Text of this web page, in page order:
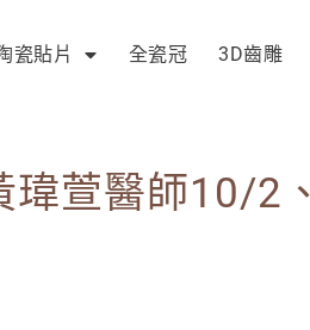
瓷貼片 全瓷冠 3D齒雕
瑋萱醫師10/2